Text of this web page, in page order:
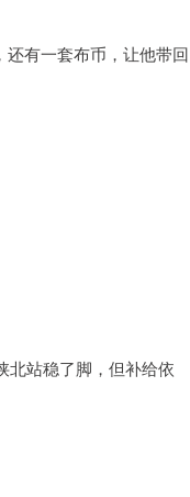
有一套布币，让他带回
北站稳了脚，但补给依